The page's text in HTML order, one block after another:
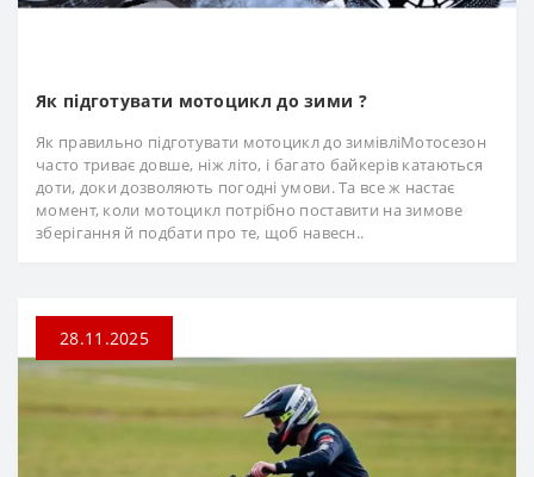
Як підготувати мотоцикл до зими ?
Як правильно підготувати мотоцикл до зимівліМотосезон
часто триває довше, ніж літо, і багато байкерів катаються
доти, доки дозволяють погодні умови. Та все ж настає
момент, коли мотоцикл потрібно поставити на зимове
зберігання й подбати про те, щоб навесн..
28.11.2025